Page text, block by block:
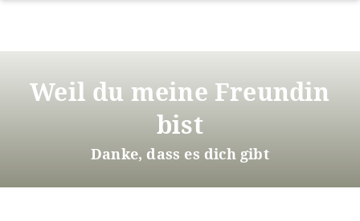
InhaltWeil du meine Freundin
bist
Danke, dass es dich gibt